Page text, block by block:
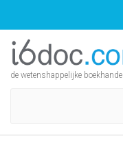
de wetenshappelijke boekhandel